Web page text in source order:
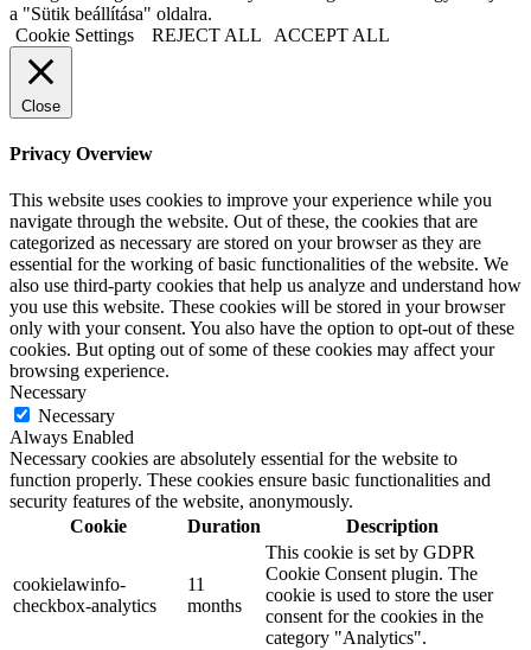
a "Sütik beállítása" oldalra.
Cookie Settings
REJECT ALL ACCEPT ALL
Close
Privacy Overview
This website uses cookies to improve your experience while you
navigate through the website. Out of these, the cookies that are
categorized as necessary are stored on your browser as they are
essential for the working of basic functionalities of the website. We
also use third-party cookies that help us analyze and understand how
you use this website. These cookies will be stored in your browser
only with your consent. You also have the option to opt-out of these
cookies. But opting out of some of these cookies may affect your
browsing experience.
Necessary
Necessary
Always Enabled
Necessary cookies are absolutely essential for the website to
function properly. These cookies ensure basic functionalities and
security features of the website, anonymously.
Cookie
Duration Description
cookielawinfo-
checkbox-analytics
11
months
This cookie is set by GDPR
Cookie Consent plugin. The
cookie is used to store the user
consent for the cookies in the
category "Analytics".